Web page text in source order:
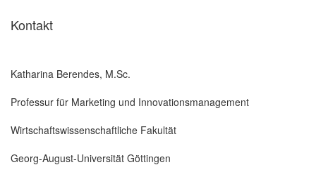
Kontakt
Katharina Berendes, M.Sc.
Professur für Marketing und Innovationsmanagement
Wirtschaftswissenschaftliche Fakultät
Georg-August-Universität Göttingen